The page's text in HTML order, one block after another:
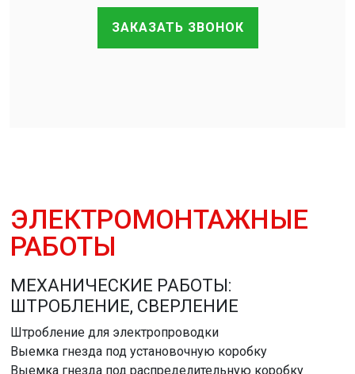
ЗАКАЗАТЬ ЗВОНОК
ЭЛЕКТРОМОНТАЖНЫЕ
РАБОТЫ
МЕХАНИЧЕСКИЕ РАБОТЫ:
ШТРОБЛЕНИЕ, СВЕРЛЕНИЕ
Штробление для электропроводки
Выемка гнезда под установочную коробку
Выемка гнезда под распределительную коробку